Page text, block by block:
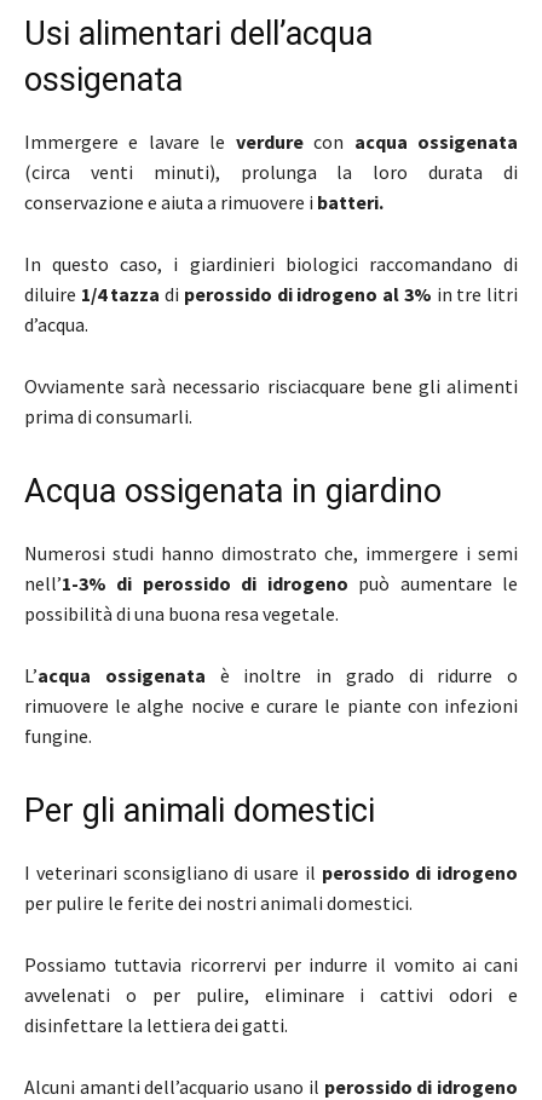
Usi alimentari dell’acqua
ossigenata
Immergere e lavare le verdurecon acqua ossigenata
(circa venti minuti), prolunga la loro durata di
conservazione e aiuta a rimuovere i batteri.
In questo caso, i giardinieri biologici raccomandano di
diluire 1/4 tazzadi perossido di idrogeno al 3% in tre litri
d’acqua.
Ovviamente sarà necessario risciacquare bene gli alimenti
prima di consumarli.
Acqua ossigenata in giardino
Numerosi studi hanno dimostrato che, immergere i semi
nell’1-3% di perossido di idrogeno può aumentare le
possibilità di una buona resa vegetale.
L’acqua ossigenata è inoltre in grado di ridurre o
rimuovere le alghe nocive e curare le piante con infezioni
fungine.
Per gli animali domestici
I veterinari sconsigliano di usare il perossido di idrogeno
per pulire le ferite dei nostri animali domestici.
Possiamo tuttavia ricorrervi per indurre il vomito ai cani
avvelenati o per pulire, eliminare i cattivi odori e
disinfettare la lettiera dei gatti.
Alcuni amanti dell’acquario usano il perossido di idrogeno